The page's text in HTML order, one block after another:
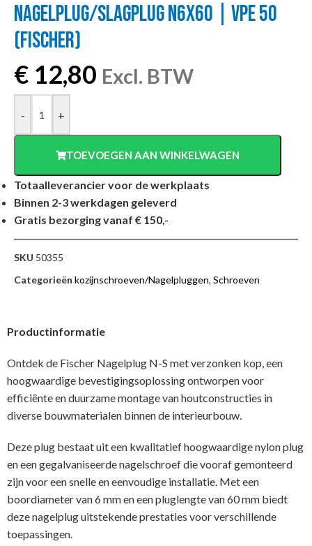
NAGELPLUG/SLAGPLUG N6X60 | VPE 50
(FISCHER)
€ 12,80 Excl. BTW
- +
TOEVOEGEN AAN WINKELWAGEN
Totaalleverancier voor de werkplaats
Binnen 2-3 werkdagen geleverd
Gratis bezorging vanaf € 150,-
SKU 50355
Categorieën kozijnschroeven/Nagelpluggen, Schroeven
Productinformatie
Ontdek de Fischer Nagelplug N-S met verzonken kop, een
hoogwaardige bevestigingsoplossing ontworpen voor
efficiënte en duurzame montage van houtconstructies in
diverse bouwmaterialen binnen de interieurbouw.
Deze plug bestaat uit een kwalitatief hoogwaardige nylon plug
en een gegalvaniseerde nagelschroef die vooraf gemonteerd
zijn voor een snelle en eenvoudige installatie. Met een
boordiameter van 6 mm en een pluglengte van 60 mm biedt
deze nagelplug uitstekende prestaties voor verschillende
toepassingen.